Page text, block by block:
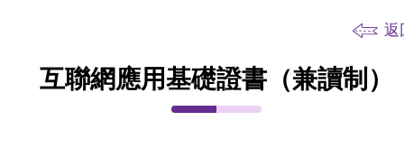
返
互聯網應用基礎證書（兼讀制）